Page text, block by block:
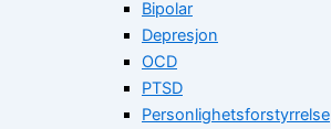
Bipolar
Depresjon
OCD
PTSD
Personlighetsforstyrrelse